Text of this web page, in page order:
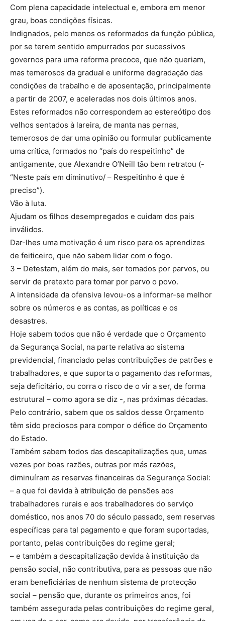
Com plena capacidade intelectual e, embora em menor
grau, boas condições físicas.
Indignados, pelo menos os reformados da função pública,
por se terem sentido empurrados por sucessivos
governos para uma reforma precoce, que não queriam,
mas temerosos da gradual e uniforme degradação das
condições de trabalho e de aposentação, principalmente
a partir de 2007, e aceleradas nos dois últimos anos.
Estes reformados não correspondem ao estereótipo dos
velhos sentados à lareira, de manta nas pernas,
temerosos de dar uma opinião ou formular publicamente
uma crítica, formados no “país do respeitinho” de
antigamente, que Alexandre O’Neill tão bem retratou (-
“Neste país em diminutivo/ – Respeitinho é que é
preciso”).
Vão à luta.
Ajudam os filhos desempregados e cuidam dos pais
inválidos.
Dar-lhes uma motivação é um risco para os aprendizes
de feiticeiro, que não sabem lidar com o fogo.
3 – Detestam, além do mais, ser tomados por parvos, ou
servir de pretexto para tomar por parvo o povo.
A intensidade da ofensiva levou-os a informar-se melhor
sobre os números e as contas, as políticas e os
desastres.
Hoje sabem todos que não é verdade que o Orçamento
da Segurança Social, na parte relativa ao sistema
previdencial, financiado pelas contribuições de patrões e
trabalhadores, e que suporta o pagamento das reformas,
seja deficitário, ou corra o risco de o vir a ser, de forma
estrutural – como agora se diz -, nas próximas décadas.
Pelo contrário, sabem que os saldos desse Orçamento
têm sido preciosos para compor o défice do Orçamento
do Estado.
Também sabem todos das descapitalizações que, umas
vezes por boas razões, outras por más razões,
diminuíram as reservas financeiras da Segurança Social:
– a que foi devida à atribuição de pensões aos
trabalhadores rurais e aos trabalhadores do serviço
doméstico, nos anos 70 do século passado, sem reservas
específicas para tal pagamento e que foram suportadas,
portanto, pelas contribuições do regime geral;
– e também a descapitalização devida à instituição da
pensão social, não contributiva, para as pessoas que não
eram beneficiárias de nenhum sistema de protecção
social – pensão que, durante os primeiros anos, foi
também assegurada pelas contribuições do regime geral,